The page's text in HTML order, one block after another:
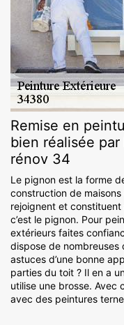
Remise en
bien réalisée
rénov 34
Le pignon est la forme
construction de
rejoignent et
c’est le pignon. Pour
extérieurs faites
dispose de nombreuses
astuces d’une bonne
parties du toit ? Il en a
utilise une brosse.
avec des peintures